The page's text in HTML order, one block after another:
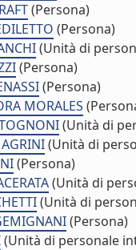
(Persona)
(Persona)
(Unità di
(Persona)
(Persona)
MORALES
(Unità di
(Unità di
(Persona)
(Unità di
(Unità di
(Persona)
(Unità di personale